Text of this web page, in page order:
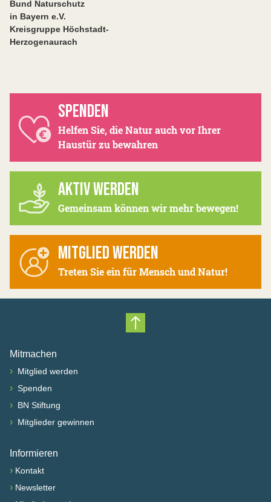
Bund Naturschutz
in Bayern e.V.
Kreisgruppe Höchstadt-
Herzogenaurach
SPENDEN
Helfen Sie, die Natur auch vor Ihrer
Haustür zu bewahren
AKTIV WERDEN
Gemeinsam können wir mehr bewegen!
MITGLIED WERDEN
Treten Sie ein für Mensch und Natur!
Nach oben scrollen
Mitmachen
› Mitglied werden
› Spenden
› BN Stiftung
› Mitglieder gewinnen
Informieren
› Kontakt
› Newsletter